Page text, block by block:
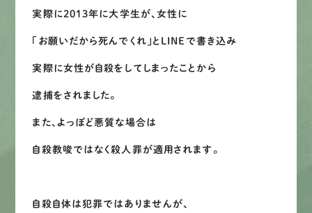
実際に2013年に大学生が、女性に
「お願いだから死んでくれ」とLINEで書き込み
実際に女性が自殺をしてしまったことから
逮捕をされました。
また、よっぽど悪質な場合は
自殺教唆ではなく殺人罪が適用されます。
自殺自体は犯罪ではありませんが、